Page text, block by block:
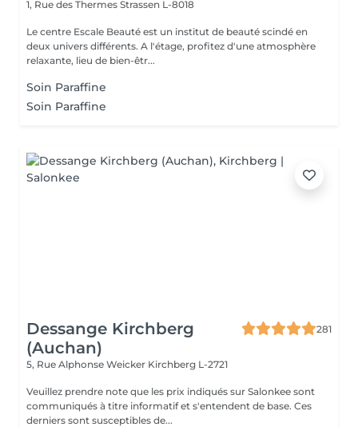
1, Rue des Thermes Strassen L-8018
Le centre Escale Beauté est un institut de beauté scindé en
deux univers différents. A l'étage, profitez d'une atmosphère
relaxante, lieu de bien-êtr...
Soin Paraffine
Soin Paraffine
Dessange Kirchberg
(Auchan)
281
5, Rue Alphonse Weicker Kirchberg L-2721
Veuillez prendre note que les prix indiqués sur Salonkee sont
communiqués à titre informatif et s'entendent de base. Ces
derniers sont susceptibles de...